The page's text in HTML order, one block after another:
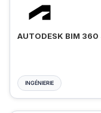
AUTODESK BIM 360
INGÉNIERIE